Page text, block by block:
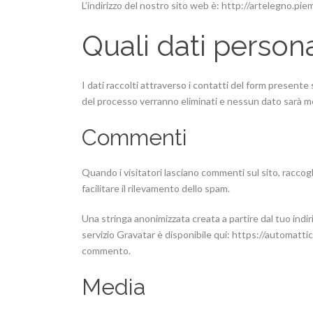
L’indirizzo del nostro sito web è: http://
Quali dati
I dati raccolti attraverso i contatti del form presente
del processo verranno eliminati e nessun dato sarà
Commenti
Quando i visitatori lasciano commenti sul sito,
facilitare il rilevamento dello spam.
Una stringa anonimizzata creata a partire dal tuo
servizio Gravatar è disponibile qui: https://
commento.
Media